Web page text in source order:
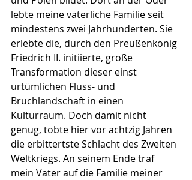
lebte meine väterliche Familie seit
mindestens zwei Jahrhunderten. Sie
erlebte die, durch den Preußenkönig
Friedrich II. initiierte, große
Transformation dieser einst
urtümlichen Fluss- und
Bruchlandschaft in einen
Kulturraum. Doch damit nicht
genug, tobte hier vor achtzig Jahren
die erbittertste Schlacht des Zweiten
Weltkriegs. An seinem Ende traf
mein Vater auf die Familie meiner